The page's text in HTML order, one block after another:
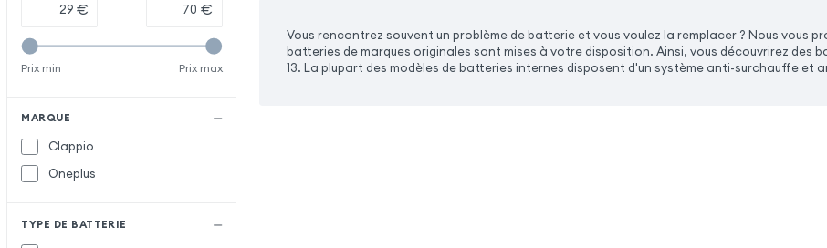
€ €
Prix min Prix max
MARQUE
Clappio
Oneplus
TYPE DE BATTERIE
Vous rencontrez souvent un problème de batterie et vous voulez la remplacer ? Nous vous
batteries de marques originales sont mises à votre disposition. Ainsi, vous découvrirez des
13. La plupart des modèles de batteries internes disposent d'un système anti-surchauffe et